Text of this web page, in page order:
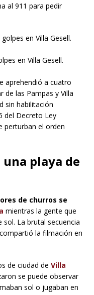
al 911 para pedir
en Villa Gesell.
aprehendió a cuatro
de las Pampas y Villa
sin habilitación
del Decreto Ley
perturban el orden
playa de
de churros se
mientras la gente que
La brutal secuencia
la filmación en
de ciudad de Villa
se puede observar
sol o jugaban en